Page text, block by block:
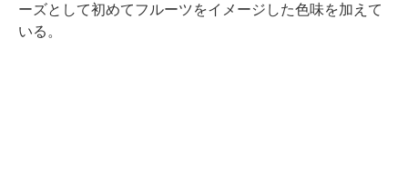
ーズとして初めてフルーツをイメージした色味を加えて
いる。